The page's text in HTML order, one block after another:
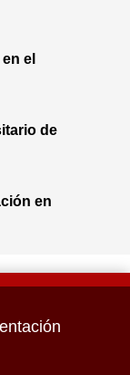
el
de
en